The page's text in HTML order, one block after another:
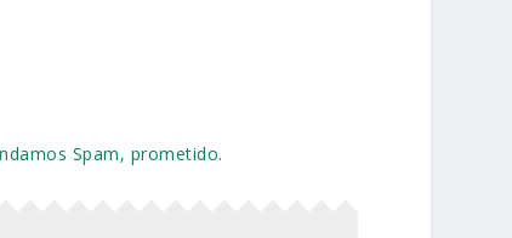
Spam, prometido.